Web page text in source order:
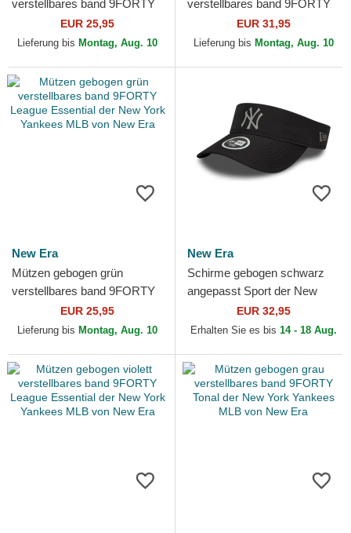
verstellbares band 9FORTY
League Essential der New
York Yankees MLB von New
EUR 25,95
Lieferung bis Montag, Aug. 10
verstellbares band 9FORTY
Leopard Cord der New York
Yankees MLB von New Era
EUR 31,95
Lieferung bis Montag, Aug. 10
New Era
Mützen gebogen grün
verstellbares band 9FORTY
League Essential der New
York Yankees MLB von New
EUR 25,95
Lieferung bis Montag, Aug. 10
New Era
Schirme gebogen schwarz
angepasst Sport der New
York Yankees MLB von New
Era
EUR 32,95
Erhalten Sie es bis 14 - 18 Aug.